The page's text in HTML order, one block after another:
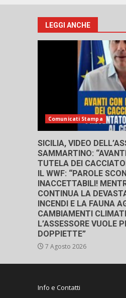
LEGGI ANCHE
Comunicati Stampa
SICILIA, VIDEO
SAMMARTINO:
TUTELA DEI
IL WWF: “PAROLE
INACCETTABILI!
CONTINUA LA
INCENDI E LA FAUNA
CAMBIAMENTI
L’ASSESSORE VUOLE
DOPPIETTE”
7 Agosto 2026
Info e Contatti